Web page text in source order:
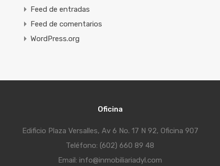
Feed de entradas
Feed de comentarios
WordPress.org
Oficina
Edificio Plaza Versalles, Av 6 No. 17 N 92, Oficina 907
Teléfono: (602) 660 89 48
Email: info@inmobiliariadyl.com